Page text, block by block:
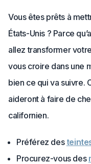
Vous êtes prêts à
États-Unis ? Parce
allez transformer
vous croire dans une
bien ce qui va suivre.
aideront à faire de
californien.
Préférez des
Procurez-vous des